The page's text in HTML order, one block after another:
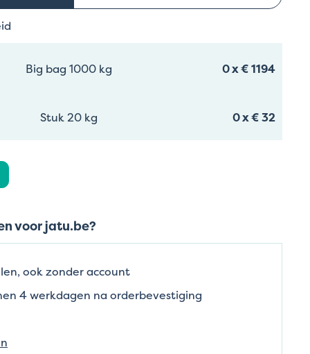
Big bag 1000 kg 0x€ 1194
Stuk 20 kg 0x€ 32
voor jatu.be?
ook zonder account
4 werkdagen na orderbevestiging